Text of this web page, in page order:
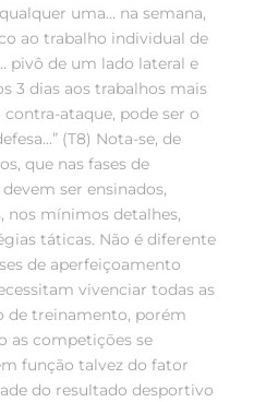
uma… na semana,
ao trabalho individual de
pivô de um lado lateral e
3 dias aos trabalhos mais
ataque, pode ser o
(T8) Nota-se, de
que nas fases de
ser ensinados,
nos mínimos detalhes,
táticas. Não é diferente
de aperfeiçoamento
vivenciar todas as
de treinamento, porém
as competições se
função talvez do fator
do resultado desportivo